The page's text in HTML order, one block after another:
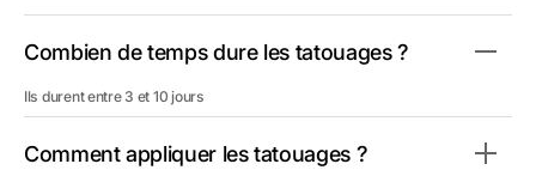
par
par
Combien de temps dure les tatouages ?
Ils durent entre 3 et 10 jours
Comment appliquer les tatouages ?